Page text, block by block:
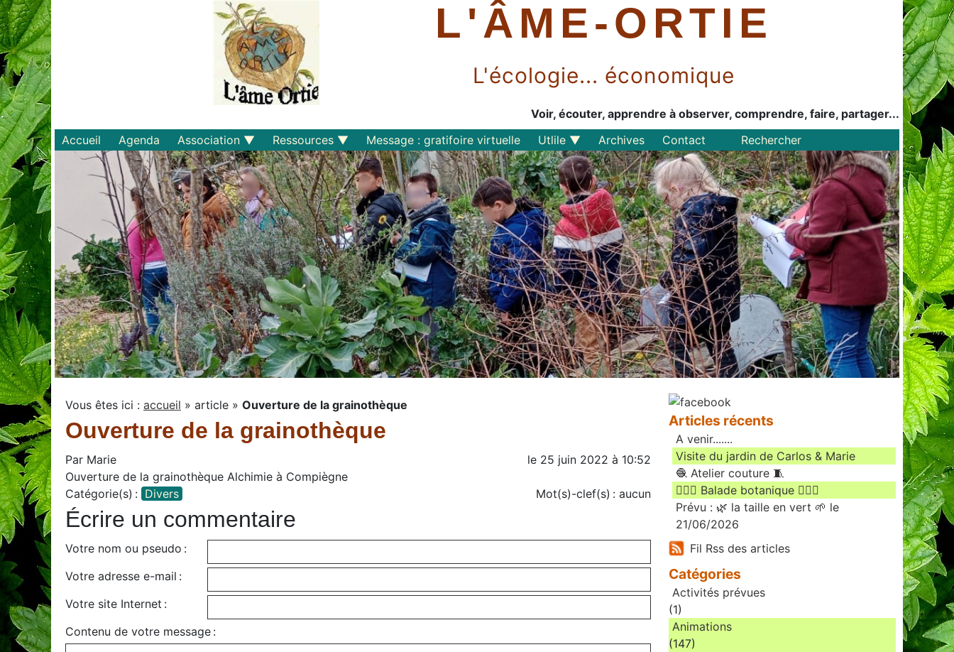
L'ÂME-ORTIE
L'écologie... économique
Voir, écouter, apprendre à observer, comprendre, faire, partager...
Accueil
Agenda
Association
Qui sommes-nous ?
Statuts et règlements
Adhérer
Documents
Plaquette
Bulletin d'adhésion
Ressources
Savoirs
Matériel
Livres
Recettes
Projets
Message : gratifoire virtuelle
Utlile
Outils libres
Liens
Perspective
Archives Contact Rechercher
Vous êtes ici : accueil » article » Ouverture de la grainothèque
Ouverture de la grainothèque
Par Marie le 25 juin 2022 à 10:52
Ouverture de la grainothèque Alchimie à Compiègne
Catégorie(s) : Divers Mot(s)-clef(s) : aucun
Écrire un commentaire
Votre nom ou pseudo :
Votre adresse e-mail :
Votre site Internet :
Contenu de votre message :
Articles récents
A venir.......
Visite du jardin de Carlos & Marie
🧶 Atelier couture 🧵
🚶🏻‍♀️ Balade botanique 🚶🏻‍♂️
Prévu : 🌿 la taille en vert 🌱 le
21/06/2026
Fil Rss des articles
Catégories
Activités prévues
(1)
Animations
(147)